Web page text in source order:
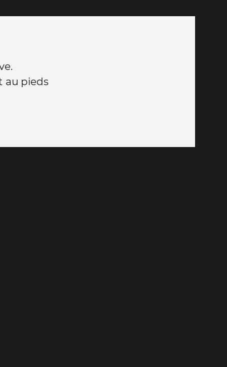
au pieds